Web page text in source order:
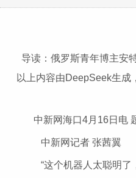
导读：俄罗斯青年博主安
以上内容由DeepSeek生成
中新网海口4月16日电 题
中新网记者 张茜翼
“这个机器人太聪明了，